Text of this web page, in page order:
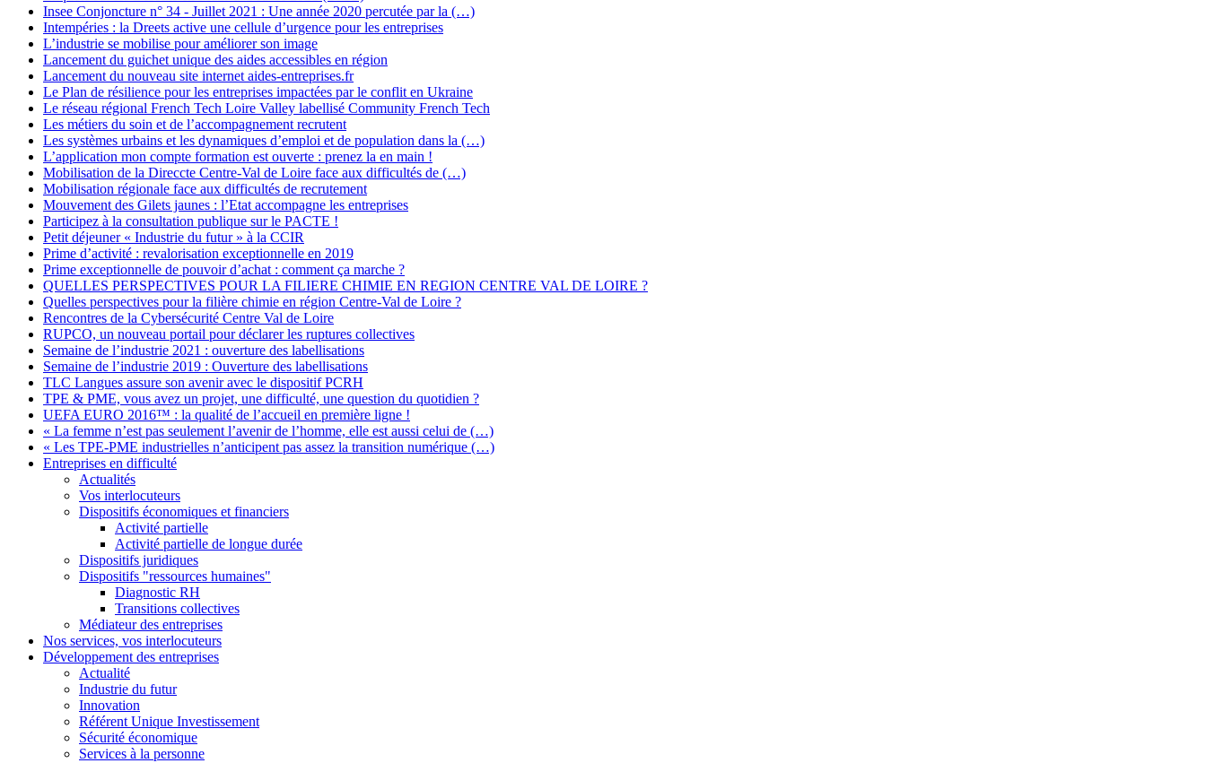
Insee Conjoncture n° 34 - Juillet 2021 : Une année 2020 percutée par la (…)
Intempéries : la Dreets active une cellule d’urgence pour les entreprises
L’industrie se mobilise pour améliorer son image
Lancement du guichet unique des aides accessibles en région
Lancement du nouveau site internet aides-entreprises.fr
Le Plan de résilience pour les entreprises impactées par le conflit en Ukraine
Le réseau régional French Tech Loire Valley labellisé Community French Tech
Les métiers du soin et de l’accompagnement recrutent
Les systèmes urbains et les dynamiques d’emploi et de population dans la (…)
L’application mon compte formation est ouverte : prenez la en main !
Mobilisation de la Direccte Centre-Val de Loire face aux difficultés de (…)
Mobilisation régionale face aux difficultés de recrutement
Mouvement des Gilets jaunes : l’Etat accompagne les entreprises
Participez à la consultation publique sur le PACTE !
Petit déjeuner « Industrie du futur » à la CCIR
Prime d’activité : revalorisation exceptionnelle en 2019
Prime exceptionnelle de pouvoir d’achat : comment ça marche ?
QUELLES PERSPECTIVES POUR LA FILIERE CHIMIE EN REGION CENTRE VAL DE LOIRE ?
Quelles perspectives pour la filière chimie en région Centre-Val de Loire ?
Rencontres de la Cybersécurité Centre Val de Loire
RUPCO, un nouveau portail pour déclarer les ruptures collectives
Semaine de l’industrie 2021 : ouverture des labellisations
Semaine de l’industrie 2019 : Ouverture des labellisations
TLC Langues assure son avenir avec le dispositif PCRH
TPE & PME, vous avez un projet, une difficulté, une question du quotidien ?
UEFA EURO 2016™ : la qualité de l’accueil en première ligne !
« La femme n’est pas seulement l’avenir de l’homme, elle est aussi celui de (…)
« Les TPE-PME industrielles n’anticipent pas assez la transition numérique (…)
Entreprises en difficulté
Actualités
Vos interlocuteurs
Dispositifs économiques et financiers
Activité partielle
Activité partielle de longue durée
Dispositifs juridiques
Dispositifs "ressources humaines"
Diagnostic RH
Transitions collectives
Médiateur des entreprises
Nos services, vos interlocuteurs
Développement des entreprises
Actualité
Industrie du futur
Innovation
Référent Unique Investissement
Sécurité économique
Services à la personne